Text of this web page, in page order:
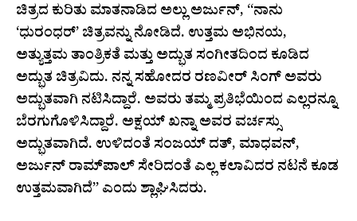
ಚಿತ್ರದ ಕುರಿತು ಮಾತನಾಡಿದ ಅಲ್ಲು ಅರ್ಜುನ್, “ನಾನು
‘ಧುರಂಧರ್’ ಚಿತ್ರವನ್ನು ನೋಡಿದೆ. ಉತ್ತಮ ಅಭಿನಯ,
ಅತ್ಯುತ್ತಮ ತಾಂತ್ರಿಕತೆ ಮತ್ತು ಅದ್ಭುತ ಸಂಗೀತದಿಂದ ಕೂಡಿದ
ಅದ್ಭುತ ಚಿತ್ರವಿದು. ನನ್ನ ಸಹೋದರ ರಣವೀರ್ ಸಿಂಗ್ ಅವರು
ಅದ್ಭುತವಾಗಿ ನಟಿಸಿದ್ದಾರೆ. ಅವರು ತಮ್ಮ ಪ್ರತಿಭೆಯಿಂದ ಎಲ್ಲರನ್ನೂ
ಬೆರಗುಗೊಳಿಸಿದ್ದಾರೆ. ಅಕ್ಷಯ್ ಖನ್ನಾ ಅವರ ವರ್ಚಸ್ಸು
ಅದ್ಭುತವಾಗಿದೆ. ಉಳಿದಂತೆ ಸಂಜಯ್ ದತ್, ಮಾಧವನ್,
ಅರ್ಜುನ್ ರಾಮ್‌ಪಾಲ್ ಸೇರಿದಂತೆ ಎಲ್ಲ ಕಲಾವಿದರ ನಟನೆ ಕೂಡ
ಉತ್ತಮವಾಗಿದೆ” ಎಂದು ಶ್ಲಾಘಿಸಿದರು.